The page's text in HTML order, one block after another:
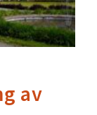
av